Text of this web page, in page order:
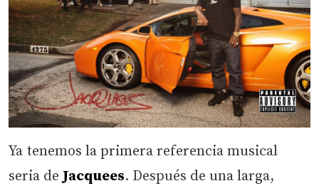
Ya tenemos la primera referencia musical
seria deJacquees. Después de una larga,